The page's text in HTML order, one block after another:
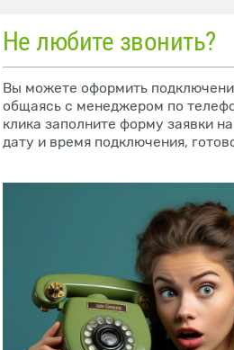
Не любите звонить?
Вы можете оформить
общаясь с менеджером по
клика заполните форму заявки
дату и время подключения,